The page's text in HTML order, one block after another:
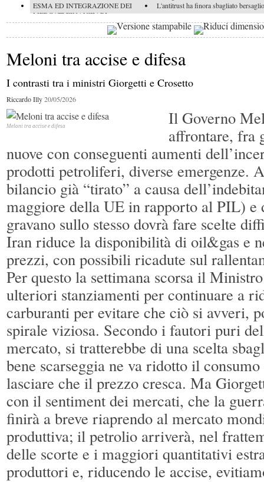
ESMA ED INTEGRAZIONE DEI
MERCATI FINANZIARI
L'antitrust ha finora sbagliato bersaglio
la bolla?
L'economia rallenta, ma il Pil migliora
dalla paura all'illusione
La nuova giravolta trumpiana sui dazi
Europa in ritardo sulle “case green”
Piccole imprese e Ai: governare il
cambiamento
L'economia tiene e il Pil 2026 potrebbe
migliorare
Il caso Volkswagen segnala una crisi
modello industriale
Meloni tra accise e difesa
I contrasti tra i ministri Giorgetti e Crosetto
Riccardo Illy20/05/2026
Meloni tra accise e difesa
Il Governo
affrontare, fra
nuove con conseguenti aumenti
prodotti petroliferi, diverse emergenze.
bilancio già “tirato” a causa
maggiore della UE in rapporto al PIL) e
gravano sullo stesso dovrà fare scelte
Iran riduce la disponibilità di oil&gas e
prezzi, con possibili ricadute sul
Per questo la settimana scorsa il
ulteriori stanziamenti per continuare a
carburanti per evitare che ciò si avveri,
spirale viziosa. Secondo i fautori puri
mercato, si tratterebbe di una scelta
bene scarseggia ne va ridotto il
lasciare che il prezzo cresca. Ma
con il sentiment dei mercati, che la
finirà a breve riaprendo al mercato
produttiva; il petrolio arriverà, nel
delle scorte e i maggiori quantitativi
produttori e, riducendo le accise,